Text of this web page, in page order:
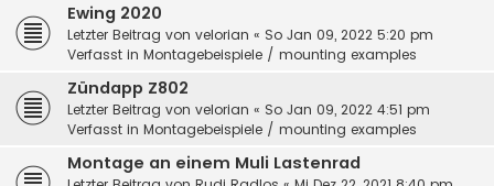
Ewing 2020
Letzter Beitrag von velorian « So Jan 09, 2022 5:20 pm
Verfasst in Montagebeispiele / mounting examples
Zündapp Z802
Letzter Beitrag von velorian « So Jan 09, 2022 4:51 pm
Verfasst in Montagebeispiele / mounting examples
Montage an einem Muli Lastenrad